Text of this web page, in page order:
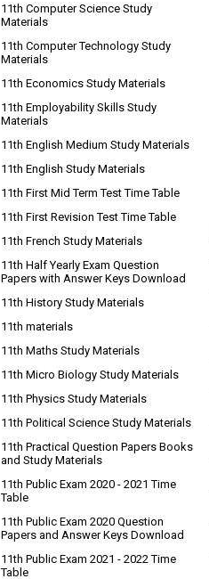
11th Computer Science Study
Materials
11th Computer Technology Study
Materials
11th Economics Study Materials
11th Employability Skills Study
Materials
11th English Medium Study Materials
11th English Study Materials
11th First Mid Term Test Time Table
11th First Revision Test Time Table
11th French Study Materials
11th Half Yearly Exam Question
Papers with Answer Keys Download
11th History Study Materials
11th materials
11th Maths Study Materials
11th Micro Biology Study Materials
11th Physics Study Materials
11th Political Science Study Materials
11th Practical Question Papers Books
and Study Materials
11th Public Exam 2020 - 2021 Time
Table
11th Public Exam 2020 Question
Papers and Answer Keys Download
11th Public Exam 2021 - 2022 Time
Table